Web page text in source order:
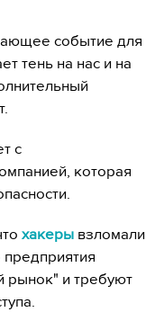
событие для
тень на нас и на
с
которая
хакеры взломали
предприятия
рынок" и требуют